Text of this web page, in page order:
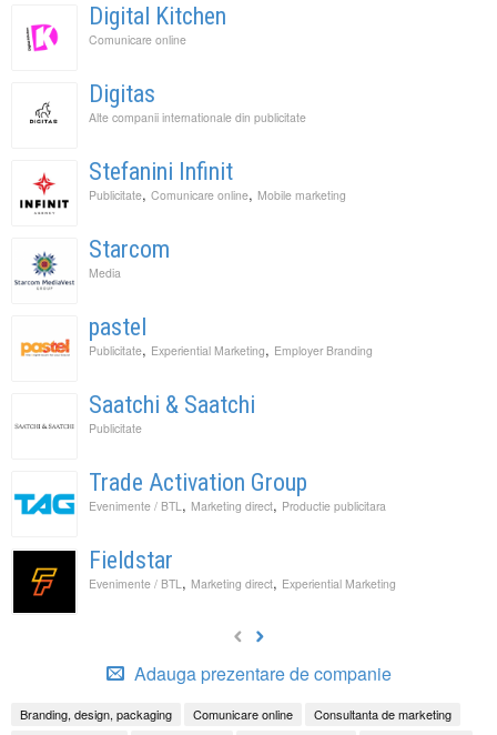
Digital Kitchen
Comunicare online
Digitas
Alte companii internationale din publicitate
Stefanini Infinit
Publicitate, Comunicare online, Mobile marketing
Starcom
Media
pastel
Publicitate, Experiential Marketing, Employer Branding
Saatchi & Saatchi
Publicitate
Trade Activation Group
Evenimente / BTL , Marketing direct, Productie publicitara
Fieldstar
Evenimente / BTL , Marketing direct, Experiential Marketing
Adauga prezentare de companie
Branding, design, packaging Comunicare online
Consultanta de marketing